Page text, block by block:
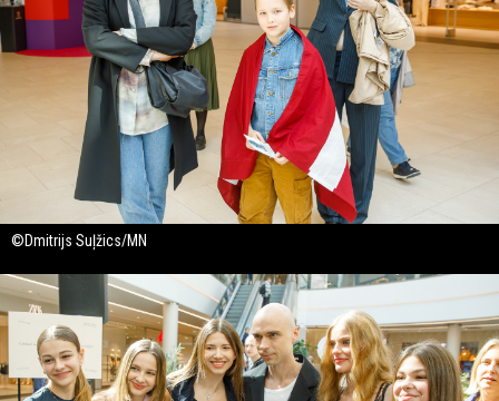
©Dmitrijs Suļžics/MN